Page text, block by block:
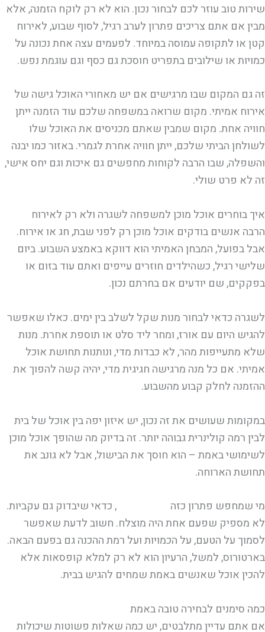
שירות טוב עוזר לכם לבחור נכון. הוא לא רק לוקח הזמנה, אלא
מבין אם אתם צריכים פתרון לערב רגיל, לסוף שבוע, לאירוח
קטן או לתקופה עמוסה במיוחד. לפעמים עצה אחת נכונה על
כמויות או שילובים בתפריט חוסכת גם כסף וגם עוגמת נפש.
זה גם המקום שבו מרגישים אם יש מאחורי האוכל גישה של
אירוח אמיתי. מקום שרואה במשפחה שלכם עוד הזמנה ייתן
חוויה אחת. מקום שמבין שאתם מכניסים את האוכל שלו
לשולחן הביתי שלכם, ייתן חוויה אחרת לגמרי. באזור כמו יבנה
והשפלה, שבו הרבה לקוחות מחפשים גם איכות וגם יחס אישי,
זה לא פרט שולי.
איך בוחרים אוכל מוכן למשפחה לשגרה ולא רק לאירוח
הרבה אנשים בודקים אוכל מוכן רק לפני שבת, חג או אירוח.
אבל בפועל, המבחן האמיתי הוא דווקא באמצע השבוע. ביום
שלישי רגיל, כשהילדים חוזרים עייפים ואתם עוד בזום או
בפקקים, שם יודעים אם בחרתם נכון.
לשגרה כדאי לבחור מנות שקל לשלב בין ימים. כאלו שאפשר
להגיש היום עם אורז, ומחר ליד סלט או תוספת אחרת. מנות
שלא מתעייפות מהר, לא כבדות מדי, ונותנות תחושת אוכל
אמיתי. אם כל מנה מרגישה חגיגית מדי, יהיה קשה להפוך את
ההזמנה לחלק קבוע מהשבוע.
במקומות שעושים את זה נכון, יש איזון יפה בין אוכל של בית
לבין רמה קולינרית גבוהה יותר. זה בדיוק מה שהופך אוכל מוכן
לשימושי באמת – הוא חוסך את הבישול, אבל לא גונב את
תחושת הארוחה.
מי שמחפש פתרון כזה
, כדאי שיבדוק גם עקביות.
לא מספיק שפעם אחת היה מוצלח. חשוב לדעת שאפשר
לסמוך על הטעם, על הכמויות ועל רמת ההכנה גם בפעם הבאה.
בארטורוס, למשל, הרעיון הוא לא רק למלא קופסאות אלא
להכין אוכל שאנשים באמת שמחים להגיש בבית.
כמה סימנים לבחירה טובה באמת
אם אתם עדיין מתלבטים, יש כמה שאלות פשוטות שיכולות